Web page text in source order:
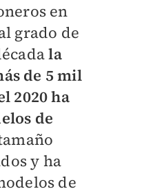
en
grado de
la
de 5 mil
2020 ha
de
y ha
de